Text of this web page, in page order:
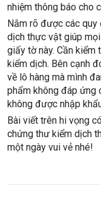
nhiệm thông báo cho
Nắm rõ được các quy
dịch thực vật giúp
giấy tờ này. Cần
kiểm dịch. Bên cạnh
về lô hàng mà mình
phẩm không đáp ứng
không được nhập
Bài viết trên hi vọng
chứng thư kiểm dịch
một ngày vui vẻ nhé!